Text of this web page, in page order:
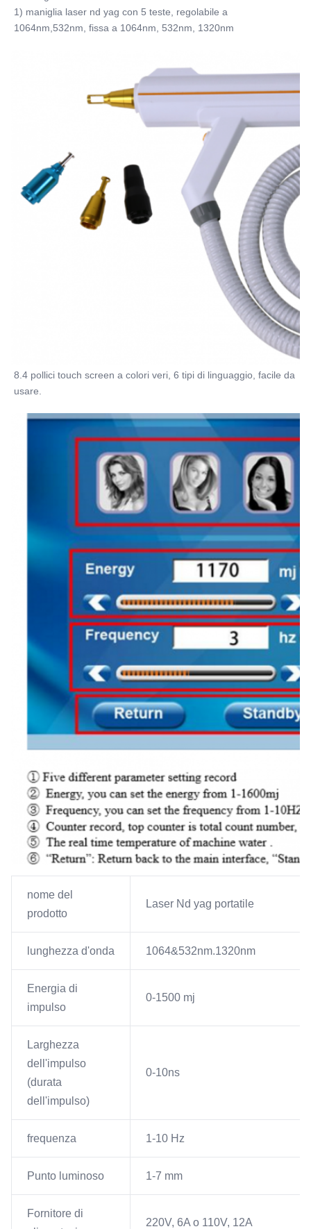
1) maniglia laser nd yag con 5 teste, regolabile a
1064nm,532nm, fissa a 1064nm, 532nm, 1320nm
8.4 pollici touch screen a colori veri, 6 tipi di linguaggio, facile da
usare.
nome del
prodotto
Laser Nd yag portatile
lunghezza d'onda 1064&532nm.1320nm
Energia di
impulso
0-1500 mj
Larghezza
dell'impulso
(durata
dell'impulso)
0-10ns
frequenza 1-10 Hz
Punto luminoso 1-7 mm
Fornitore di
220V, 6A o 110V, 12A